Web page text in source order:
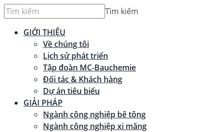
Tìm kiếm
GIỚI THIỆU
Về chúng tôi
Lịch sử phát triển
Tập đoàn MC-Bauchemie
Đối tác & Khách hàng
Dự án tiêu biểu
GIẢI PHÁP
Ngành công nghiệp bê tông
Ngành công nghiệp xi măng